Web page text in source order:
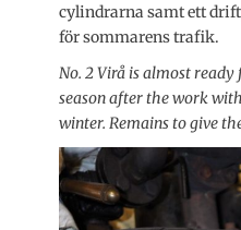
cylindrarna samt ett
för sommarens trafik.
No. 2 Virå is almost
season after the work
winter. Remains to give